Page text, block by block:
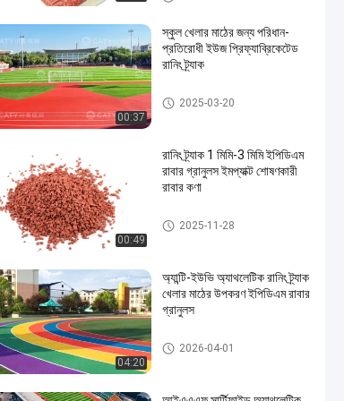
00:37
স্কুল খেলার মাঠের জন্য পরিধান-
প্রতিরোধী ইউজ প্রিফ্যাব্রিকেটেড
রানিং ট্র্যাক
স্পোর্টস রাবারের মেঝে
2025-03-20
00:49
রানিং ট্র্যাক 1 মিমি-3 মিমি ইপিডিএম
রাবার গ্রানুলস ইমপ্যাক্ট শোষণকারী
রাবার কণা
স্পোর্টস রাবারের মেঝে
2025-11-28
04:20
অ্যান্টি-ইউভি অ্যাথলেটিক রানিং ট্র্যাক
খেলার মাঠের উপকরণ ইপিডিএম রাবার
গ্রানুলস
রানিং ট্র্যাক ইনস্টলেশন
2026-04-01